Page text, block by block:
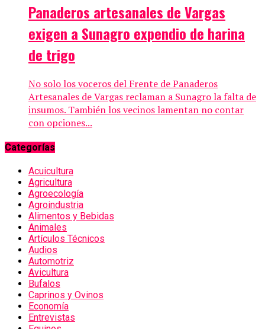
Panaderos artesanales de Vargas
exigen a Sunagro expendio de harina
de trigo
No solo los voceros del Frente de Panaderos
Artesanales de Vargas reclaman a Sunagro la falta de
insumos. También los vecinos lamentan no contar
con opciones...
Categorías
Acuicultura
Agricultura
Agroecología
Agroindustria
Alimentos y Bebidas
Animales
Artículos Técnicos
Audios
Automotriz
Avicultura
Bufalos
Caprinos y Ovinos
Economía
Entrevistas